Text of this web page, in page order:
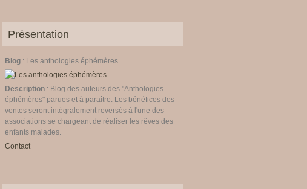
Présentation
Blog : Les anthologies éphémères
Description : Blog des auteurs des "Anthologies
éphémères" parues et à paraître. Les bénéfices des
ventes seront intégralement reversés à l'une des
associations se chargeant de réaliser les rêves des
enfants malades.
Contact